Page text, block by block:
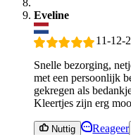
Eveline
11-12-
Snelle bezorging,
met een persoonlijk
gekregen als
Kleertjes zijn erg
Nuttig Reageer